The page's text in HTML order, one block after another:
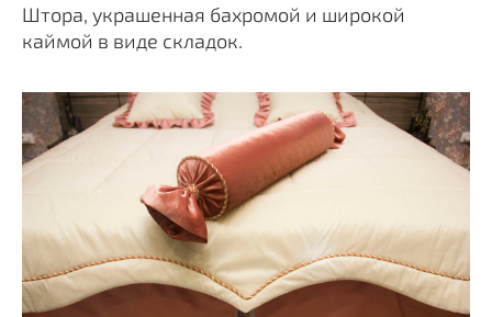
Штора, украшенная бахромой и широкой
каймой в виде складок.